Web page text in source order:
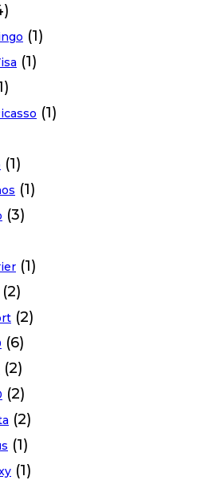
(1)
(1)
(1)
(1)
(1)
(3)
(1)
(2)
(2)
(6)
(2)
(2)
(2)
(1)
(1)